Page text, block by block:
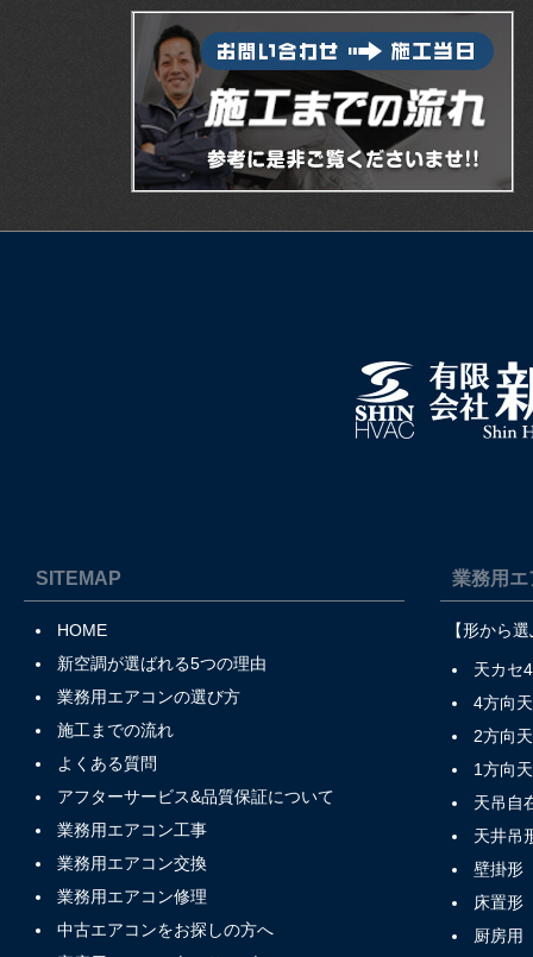
SITEMAP
HOME
新空調が選ばれる5つの理由
業務用エアコンの選び方
施工までの流れ
よくある質問
アフターサービス&品質保証について
業務用エアコン工事
業務用エアコン交換
業務用エアコン修理
中古エアコンをお探しの方へ
業務用エ
【形から
天カセ
4方向
2方向
1方向
天吊自
天井吊
壁掛形
床置形
厨房用